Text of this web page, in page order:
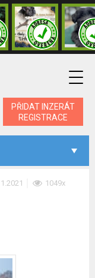
PŘIDAT INZERÁT
REGISTRACE
1049x